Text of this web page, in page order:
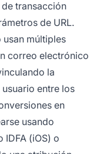
transacción
de URL.
usan múltiples
correo electrónico
la
entre los
en
usando
(iOS) o